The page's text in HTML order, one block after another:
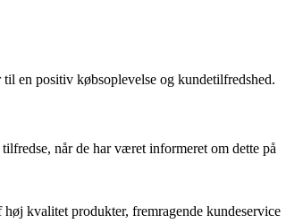
en positiv købsoplevelse og kundetilfredshed.
når de har været informeret om dette på
kvalitet produkter, fremragende kundeservice